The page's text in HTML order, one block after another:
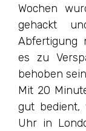
Wochen
gehackt
Abfertigung
es zu
behoben
Mit 20
gut bedient,
Uhr in